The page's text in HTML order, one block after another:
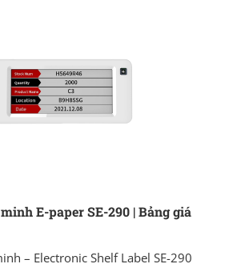
E-paper SE-290 | Bảng giá
– Electronic Shelf Label SE-290